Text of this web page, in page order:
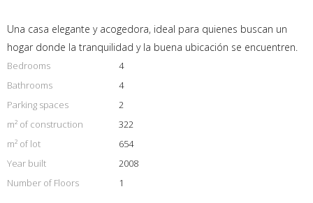
Una casa elegante y acogedora, ideal para quienes buscan un
hogar donde la tranquilidad y la buena ubicación se encuentren.
Bedrooms
4
Bathrooms
4
Parking spaces
2
m² of construction
322
m² of lot
654
Year built
2008
Number of Floors
1